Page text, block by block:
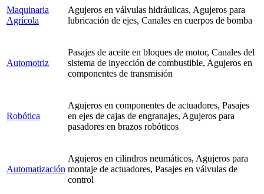
Maquinaria
Agrícola
Agujeros en válvulas hidráulicas, Agujeros para
lubricación de ejes, Canales en cuerpos de bomba
Automotriz
Pasajes de aceite en bloques de motor, Canales del
sistema de inyección de combustible, Agujeros en
componentes de transmisión
Robótica
Agujeros en componentes de actuadores, Pasajes
en ejes de cajas de engranajes, Agujeros para
pasadores en brazos robóticos
Automatización
Agujeros en cilindros neumáticos, Agujeros para
montaje de actuadores, Pasajes en válvulas de
control